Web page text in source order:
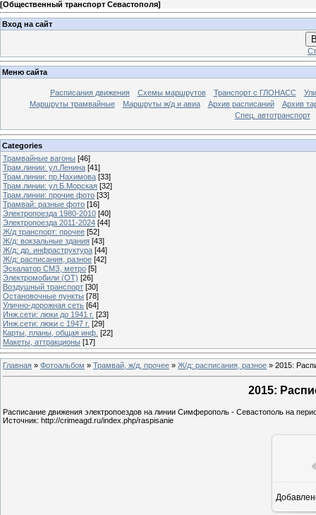
[Общественный транспорт Севастополя]
Вход на сайт
Меню сайта
Расписания движения Схемы маршрутов Транспорт с ГЛОНАСС
Маршруты трамвайные
Маршруты ж/д и авиа Архив расписаний
Архив
Спец. автотранспорт
Categories
Трамвайные вагоны [46]
Трам.линии: ул.Ленина [41]
Трам.линии: пр.Нахимова [33]
Трам.линии: ул.Б.Морская [32]
Трам.линии: прочие фото [33]
Трамвай: разные фото [16]
Электропоезда 1980-2010 [40]
Электропоезда 2011-2024 [44]
Ж/д транспорт: прочее [52]
Ж/д: вокзальные здания [43]
Ж/д: др. инфраструктура [44]
Ж/д: расписания, разное [42]
Эскалатор СМЗ, метро [5]
Электромобили (ОТ) [26]
Воздушный транспорт [30]
Остановочные пункты [78]
Улично-дорожная сеть [64]
Инж.сети: люки до 1941 г. [23]
Инж.сети: люки с 1947 г. [29]
Карты, планы, общая инф. [22]
Макеты, аттракционы [17]
Главная » Фотоальбом » Трамвай, ж/д, прочее » Ж/д: расписания, разное » 2015:
2015:
Расписание движения электропоездов на линии Симферополь - Севастополь на
Источник: http://crimeagd.ru/index.php/raspisanie